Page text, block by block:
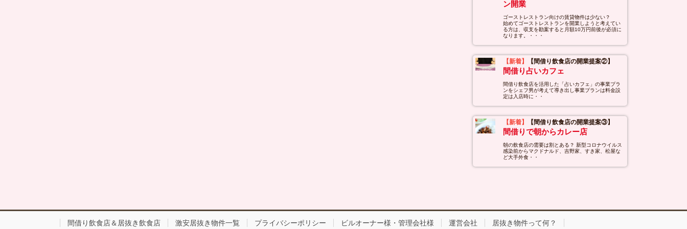
ン開業
ゴーストレストラン向けの賃貸物件は少ない？
始めてゴーストレストランを開業しようと考えてい
る方は、収支を勘案すると月額10万円前後が必須に
なります。・・・
【新着】 【間借り飲食店の開業提案②】
間借り占いカフェ
間借り飲食店を活用した「占いカフェ」の事業プラ
ンをシェフ男が考えて導き出し事業プランは料金設
定は入店時に・・
【新着】 【間借り飲食店の開業提案③】
間借りで朝からカレー店
朝の飲食店の需要は割とある？ 新型コロナウイルス
感染前からマクドナルド、吉野家、すき家、松屋な
ど大手外食・・
間借り飲食店＆居抜き飲食店 激安居抜き物件一覧 プライバシーポリシー ビルオーナー様・管理会社様 運営会社 居抜き物件って何？